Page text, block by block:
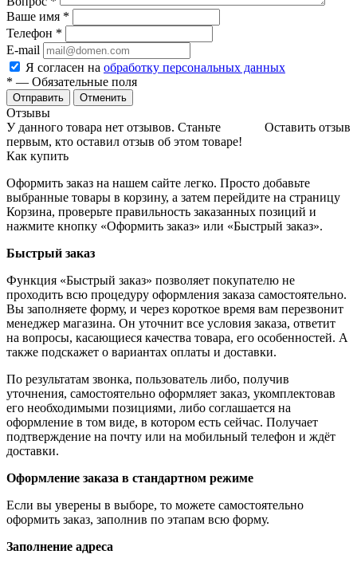
Ваше имя *
Телефон *
E-mail
Я согласен на обработку персональных данных
* — Обязательные поля
Отменить
Отзывы
Оставить отзыв
У данного товара нет отзывов. Станьте
первым, кто оставил отзыв об этом товаре!
Как купить
Оформить заказ на нашем сайте легко. Просто добавьте
выбранные товары в корзину, а затем перейдите на страницу
Корзина, проверьте правильность заказанных позиций и
нажмите кнопку «Оформить заказ» или «Быстрый заказ».
Быстрый заказ
Функция «Быстрый заказ» позволяет покупателю не
проходить всю процедуру оформления заказа самостоятельно.
Вы заполняете форму, и через короткое время вам перезвонит
менеджер магазина. Он уточнит все условия заказа, ответит
на вопросы, касающиеся качества товара, его особенностей. А
также подскажет о вариантах оплаты и доставки.
По результатам звонка, пользователь либо, получив
уточнения, самостоятельно оформляет заказ, укомплектовав
его необходимыми позициями, либо соглашается на
оформление в том виде, в котором есть сейчас. Получает
подтверждение на почту или на мобильный телефон и ждёт
доставки.
Оформление заказа в стандартном режиме
Если вы уверены в выборе, то можете самостоятельно
оформить заказ, заполнив по этапам всю форму.
Заполнение адреса